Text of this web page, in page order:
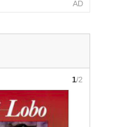
AD
1/2